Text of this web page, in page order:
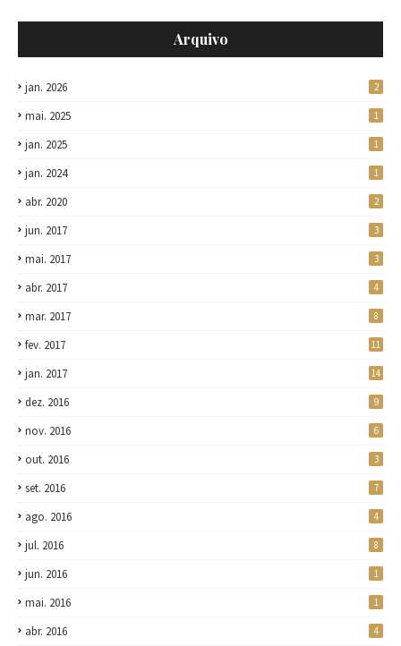
Arquivo
jan. 2026 2
mai. 2025 1
jan. 2025 1
jan. 2024 1
abr. 2020 2
jun. 2017 3
mai. 2017 3
abr. 2017 4
mar. 2017 8
fev. 2017 11
jan. 2017 14
dez. 2016 9
nov. 2016 6
out. 2016 3
set. 2016 7
ago. 2016 4
jul. 2016 8
jun. 2016 1
mai. 2016 1
abr. 2016 4